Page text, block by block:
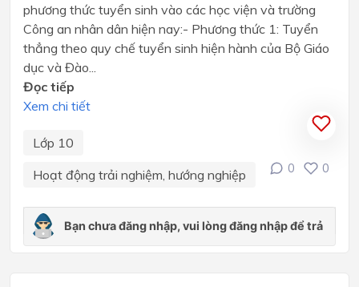
phương thức tuyển sinh vào các học viện và trường
Công an nhân dân hiện nay:- Phương thức 1: Tuyển
thẳng theo quy chế tuyển sinh hiện hành của Bộ Giáo
dục và Đào...
Đọc tiếp
Xem chi tiết
Lớp 10
Hoạt động trải nghiệm, hướng nghiệp
0 0